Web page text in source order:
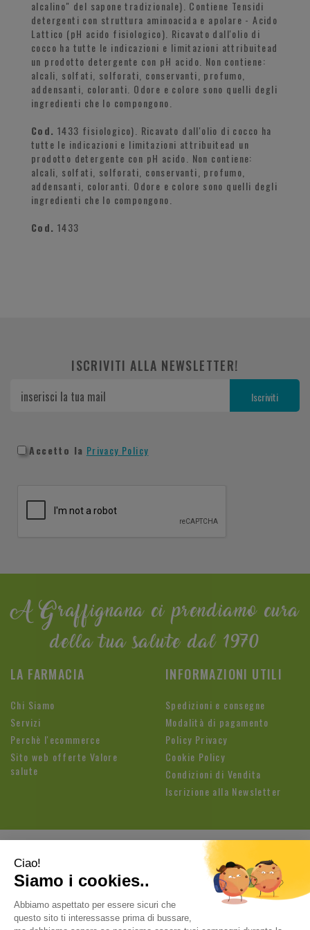
alcalino" del sapone tradizionale). Contiene Tensidi
detergenti con struttura aminoacida e apolare - Acido
Lattico (pH acido fisiologico). Ricavato dall'olio di
cocco ha tutte le indicazioni e limitazioni attribuitead
un prodotto detergente con pH acido. Non contiene:
alcali, solfati, solforati, conservanti, profumo,
addensanti, coloranti. Odore e colore sono quelli degli
ingredienti che lo compongono.
Cod. 1433 fisiologico). Ricavato dall'olio di cocco ha
tutte le indicazioni e limitazioni attribuitead un
prodotto detergente con pH acido. Non contiene:
alcali, solfati, solforati, conservanti, profumo,
addensanti, coloranti. Odore e colore sono quelli degli
ingredienti che lo compongono.
Cod. 1433
ISCRIVITI ALLA NEWSLETTER!
Accetto la Privacy Policy
A Graffignana ci prendiamo cura
della tua salute dal 1970
LA FARMACIA
Chi Siamo
Servizi
Perchè l'ecommerce
Sito web offerte Valore
salute
INFORMAZIONI UTILI
Spedizioni e consegne
Modalità di pagamento
Policy Privacy
Cookie Policy
Condizioni di Vendita
Iscrizione alla Newsletter